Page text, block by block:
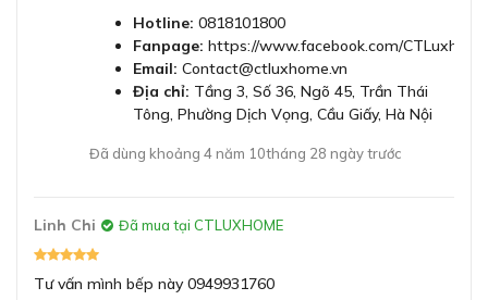
Nấu ăn nhanh chóng với 5 vùng nấu đa điểm cho
tổng công suất 11100W
Lượng tiêu thụ điện 185Wh/kg
Cấp độ nhiệt 17 cấp độ nhiệt
(RxS)
Độ sâu thiết bị
Hotline: 0818101800
Fanpage: https://www.facebook.com/
Email: Contact@ctluxhome.vn
Địa chỉ: Tầng 3, Số 36, Ngõ 45, Trần Thái
Tông, Phường Dịch Vọng, Cầu Giấy, Hà Nội
Đã dùng khoảng 4 năm 10tháng 28 ngày trước
Linh Chi Đã mua tại CTLUXHOME
Tư vấn mình bếp này 0949931760
GỬI